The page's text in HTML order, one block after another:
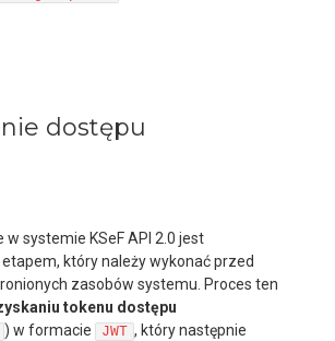
dostępu
systemie KSeF API 2.0 jest
który należy wykonać przed
zasobów systemu. Proces ten
tokenu dostępu
) w formacie JWT , który następnie